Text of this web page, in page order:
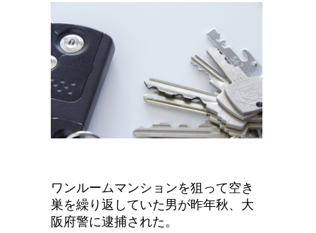
ワンルームマンションを狙って空き
巣を繰り返していた男が昨年秋、大
阪府警に逮捕された。